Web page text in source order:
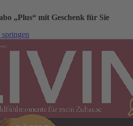
„Plus“ mit Geschenk für Sie